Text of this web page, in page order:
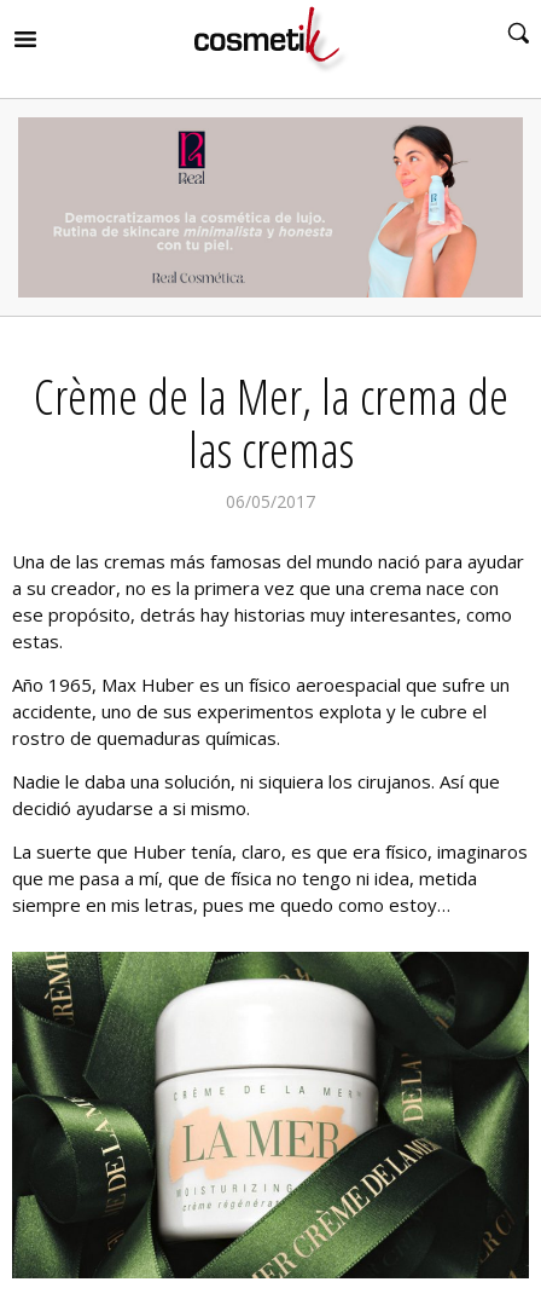
Crème de la Mer, la crema de
las cremas
06/05/2017
Una de las cremas más famosas del mundo nació para ayudar
a su creador, no es la primera vez que una crema nace con
ese propósito, detrás hay historias muy interesantes, como
estas.
Año 1965, Max Huber es un físico aeroespacial que sufre un
accidente, uno de sus experimentos explota y le cubre el
rostro de quemaduras químicas.
Nadie le daba una solución, ni siquiera los cirujanos. Así que
decidió ayudarse a si mismo.
La suerte que Huber tenía, claro, es que era físico, imaginaros
que me pasa a mí, que de física no tengo ni idea, metida
siempre en mis letras, pues me quedo como estoy…